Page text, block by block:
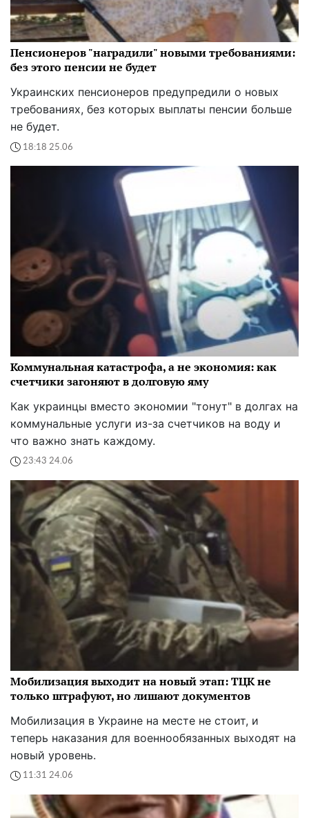
Пенсионеров "наградили" новыми требованиями:
без этого пенсии не будет
Украинских пенсионеров предупредили о новых
требованиях, без которых выплаты пенсии больше
не будет.
18:18 25.06
Коммунальная катастрофа, а не экономия: как
счетчики загоняют в долговую яму
Как украинцы вместо экономии "тонут" в долгах на
коммунальные услуги из-за счетчиков на воду и
что важно знать каждому.
23:43 24.06
Мобилизация выходит на новый этап: ТЦК не
только штрафуют, но лишают документов
Мобилизация в Украине на месте не стоит, и
теперь наказания для военнообязанных выходят на
новый уровень.
11:31 24.06